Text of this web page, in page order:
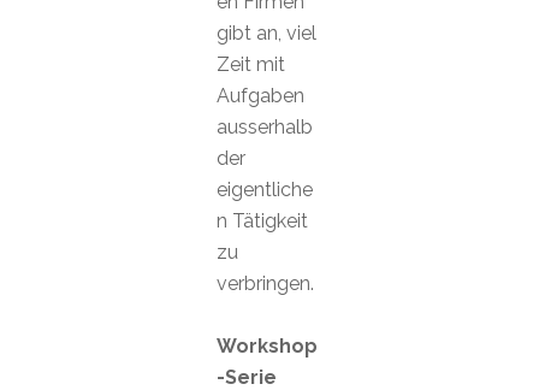
gibt an, viel
Zeit mit
Aufgaben
ausserhalb
der
eigentliche
n Tätigkeit
zu
verbringen.
Workshop
-Serie